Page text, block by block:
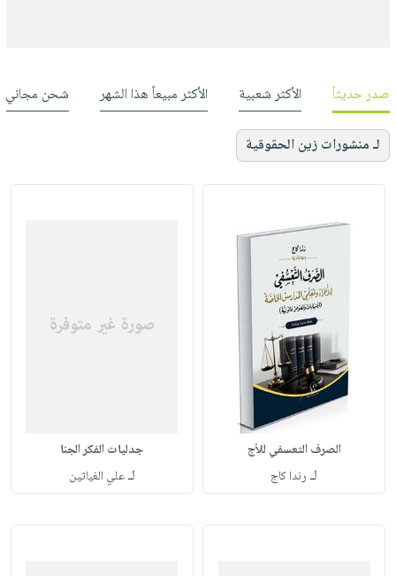
صدر حديثاً الأكثر شعبية الأكثر مبيعاً هذا الشهر شحن مجاني
لـ منشورات زين الحقوقية
الصرف التعسفي للأج
لـ رندا كاج
جدليات الفكر الجنا
لـعلي الغياثين